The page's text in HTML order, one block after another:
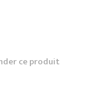
ce produit